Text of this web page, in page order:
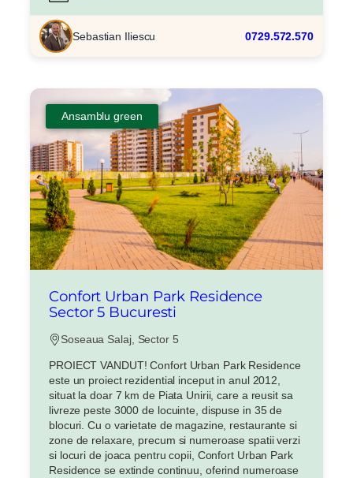
Sebastian Iliescu 0729.572.570
Ansamblu green
Confort Urban Park Residence
Sector 5 Bucuresti
Soseaua Salaj, Sector 5
PROIECT VANDUT! Confort Urban Park Residence
este un proiect rezidential inceput in anul 2012,
situat la doar 7 km de Piata Unirii, care a reusit sa
livreze peste 3000 de locuinte, dispuse in 35 de
blocuri. Cu o varietate de magazine, restaurante si
zone de relaxare, precum si numeroase spatii verzi
si locuri de joaca pentru copii, Confort Urban Park
Residence se extinde continuu, oferind numeroase